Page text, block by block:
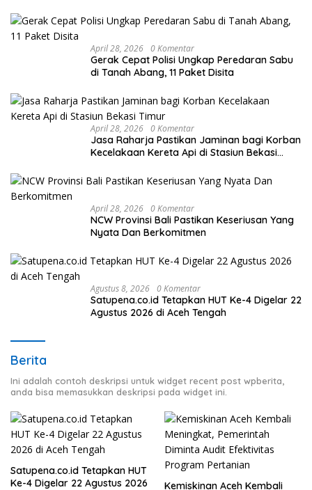
April 28, 2026 0 Komentar
Gerak Cepat Polisi Ungkap Peredaran Sabu
di Tanah Abang, 11 Paket Disita
April 28, 2026 0 Komentar
Jasa Raharja Pastikan Jaminan bagi Korban
Kecelakaan Kereta Api di Stasiun Bekasi
April 28, 2026 0 Komentar
NCW Provinsi Bali Pastikan Keseriusan Yang
Nyata Dan Berkomitmen
Agustus 8, 2026 0 Komentar
Satupena.co.id Tetapkan HUT Ke-4 Digelar 22
Agustus 2026 di Aceh Tengah
Berita
Ini adalah contoh deskripsi untuk widget recent post wpberita,
anda bisa memasukkan deskripsi pada widget ini.
Satupena.co.id Tetapkan HUT
Ke-4 Digelar 22 Agustus 2026
Kemiskinan Aceh Kembali